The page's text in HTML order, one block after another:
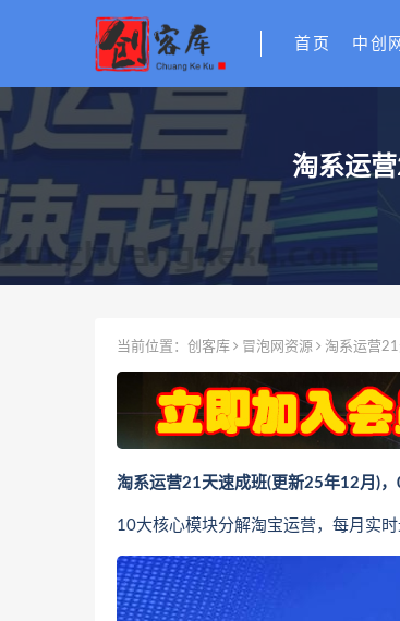
首页 中创
淘系运
当前位置： 创客库 冒泡网资源 淘系运营
淘系运营21天速成班(更新25年12月)
10大核心模块分解淘宝运营，每月实